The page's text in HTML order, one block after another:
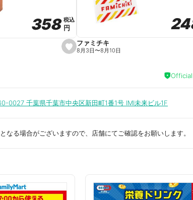
e
s
e
i
t
358
358税込
税込
円
円
ファミチキ
8月3日〜8月10日
0027 千葉県千葉市中央区新田町1番1号 IMI未来ビル1F
なる場合がございますので、店舗にてご確認をお願いします。